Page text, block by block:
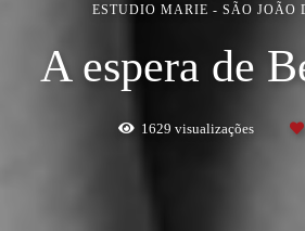
ESTUDIO MARIE - SÃO JOÃO
A espera de
1629 visualizações